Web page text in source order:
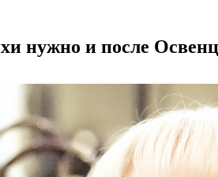
нужно и после